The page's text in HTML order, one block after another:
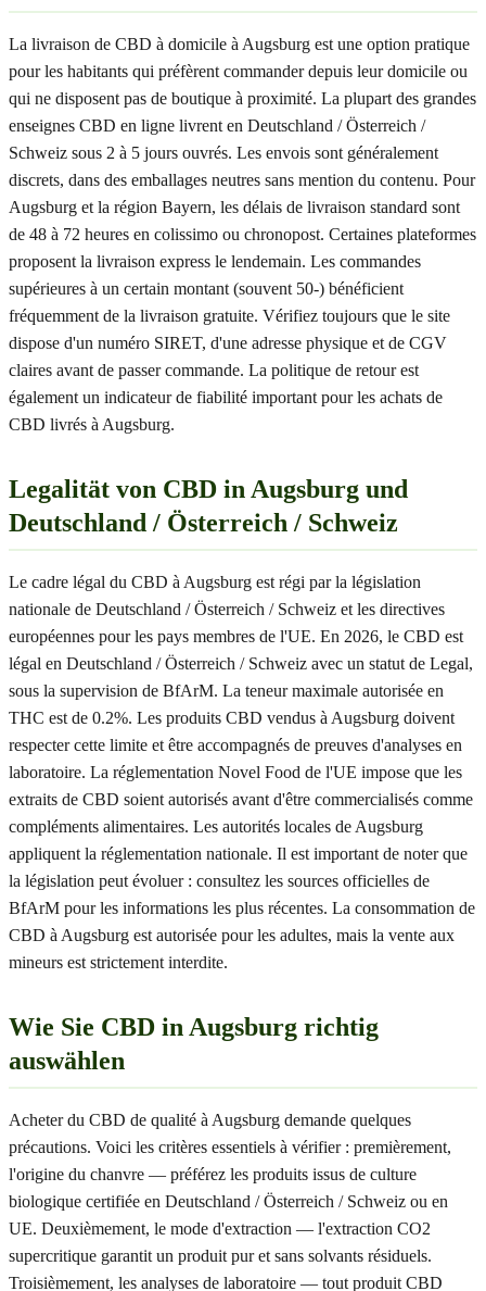
La livraison de CBD à domicile à Augsburg est une option pratique
pour les habitants qui préfèrent commander depuis leur domicile ou
qui ne disposent pas de boutique à proximité. La plupart des grandes
enseignes CBD en ligne livrent en Deutschland / Österreich /
Schweiz sous 2 à 5 jours ouvrés. Les envois sont généralement
discrets, dans des emballages neutres sans mention du contenu. Pour
Augsburg et la région Bayern, les délais de livraison standard sont
de 48 à 72 heures en colissimo ou chronopost. Certaines plateformes
proposent la livraison express le lendemain. Les commandes
supérieures à un certain montant (souvent 50-) bénéficient
fréquemment de la livraison gratuite. Vérifiez toujours que le site
dispose d'un numéro SIRET, d'une adresse physique et de CGV
claires avant de passer commande. La politique de retour est
également un indicateur de fiabilité important pour les achats de
CBD livrés à Augsburg.
Legalität von CBD in Augsburg und
Deutschland / Österreich / Schweiz
Le cadre légal du CBD à Augsburg est régi par la législation
nationale de Deutschland / Österreich / Schweiz et les directives
européennes pour les pays membres de l'UE. En 2026, le CBD est
légal en Deutschland / Österreich / Schweiz avec un statut de Legal,
sous la supervision de BfArM. La teneur maximale autorisée en
THC est de 0.2%. Les produits CBD vendus à Augsburg doivent
respecter cette limite et être accompagnés de preuves d'analyses en
laboratoire. La réglementation Novel Food de l'UE impose que les
extraits de CBD soient autorisés avant d'être commercialisés comme
compléments alimentaires. Les autorités locales de Augsburg
appliquent la réglementation nationale. Il est important de noter que
la législation peut évoluer : consultez les sources officielles de
BfArM pour les informations les plus récentes. La consommation de
CBD à Augsburg est autorisée pour les adultes, mais la vente aux
mineurs est strictement interdite.
Wie Sie CBD in Augsburg richtig
auswählen
Acheter du CBD de qualité à Augsburg demande quelques
précautions. Voici les critères essentiels à vérifier : premièrement,
l'origine du chanvre — préférez les produits issus de culture
biologique certifiée en Deutschland / Österreich / Schweiz ou en
UE. Deuxièmement, le mode d'extraction — l'extraction CO2
supercritique garantit un produit pur et sans solvants résiduels.
Troisièmement, les analyses de laboratoire — tout produit CBD